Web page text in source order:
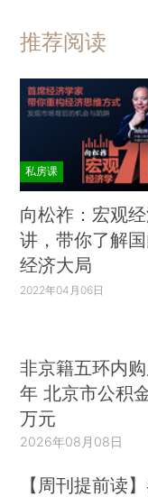
推荐阅读
私房课
向松祚：宏观
讲，带你了解
经济大局
2022年04月06日
非京籍五环内
年 北京市公积
万元
2026年08月08日
【周刊提前读